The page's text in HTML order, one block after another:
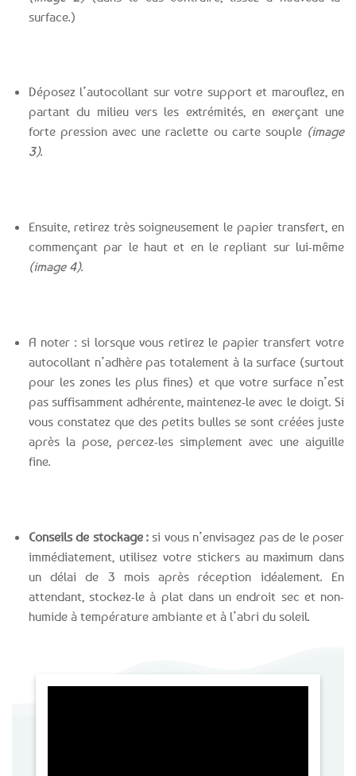
surface.)
Déposez l’autocollant sur votre support et marouflez, en
partant du milieu vers les extrémités, en exerçant une
forte pression avec une raclette ou carte souple (image
3).
Ensuite, retirez très soigneusement le papier transfert, en
commençant par le haut et en le repliant sur lui-même
(image 4).
A noter : si lorsque vous retirez le papier transfert votre
autocollant n’adhère pas totalement à la surface (surtout
pour les zones les plus fines) et que votre surface n’est
pas suffisamment adhérente, maintenez-le avec le doigt. Si
vous constatez que des petits bulles se sont créées juste
après la pose, percez-les simplement avec une aiguille
fine.
Conseils de stockage : si vous n’envisagez pas de le poser
immédiatement, utilisez votre stickers au maximum dans
un délai de 3 mois après réception idéalement. En
attendant, stockez-le à plat dans un endroit sec et non-
humide à température ambiante et à l’abri du soleil.